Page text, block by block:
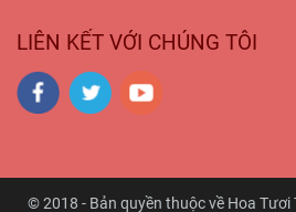
LIÊN KẾT VỚI CHÚNG TÔI
© 2018 - Bản quyền thuộc về Hoa Tươi